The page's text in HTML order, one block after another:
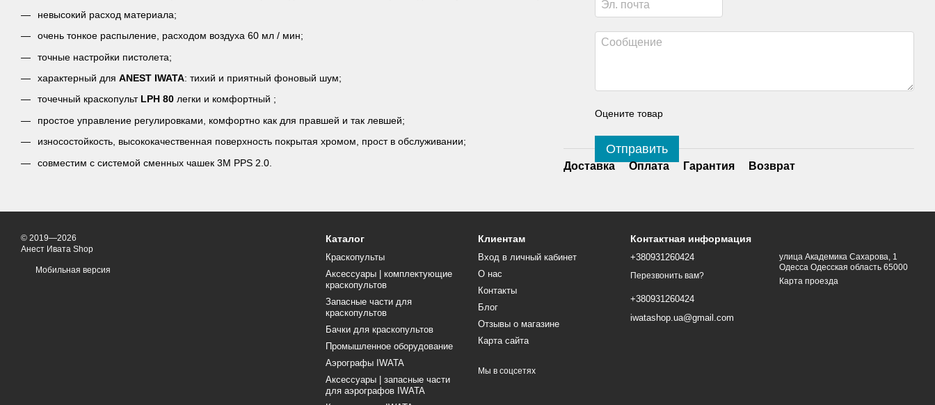
невысокий расход материала;
очень тонкое распыление, расходом воздуха 60 мл / мин;
точные настройки пистолета;
характерный для ANEST IWATA: тихий и приятный фоновый шум;
точечный краскопульт LPH 80 легки и комфортный ;
простое управление регулировками, комфортно как для правшей и так левшей;
износостойкость, высококачественная поверхность покрытая хромом, прост в обслуживании;
совместим с системой сменных чашек 3M PPS 2.0.
Оцените товар
Отправить
Доставка Оплата Гарантия Возврат
© 2019—2026
Анест Ивата Shop
Мобильная версия
Каталог
Краскопульты
Аксессуары | комплектующие
краскопультов
Запасные части для
краскопультов
Бачки для краскопультов
Промышленное оборудование
Аэрографы IWATA
Аксессуары | запасные части
для аэрографов IWATA
Клиентам
Вход в личный кабинет
О нас
Контакты
Блог
Отзывы о магазине
Карта сайта
Мы в соцсетях
Контактная информация
+380931260424
Перезвонить вам?
+380931260424
iwatashop.ua@gmail.com
улица Академика Сахарова, 1
Одесса Одесская область 65000
Карта проезда